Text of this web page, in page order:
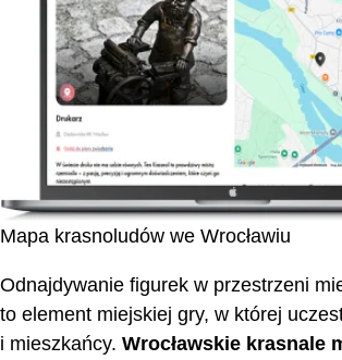
Mapa krasnoludów we Wrocławiu
Odnajdywanie figurek w przestrzeni
to element miejskiej gry, w której
i mieszkańcy. Wrocławskie krasnale